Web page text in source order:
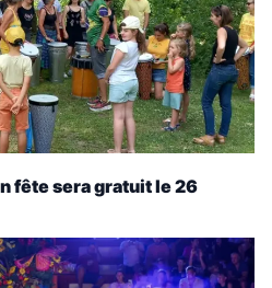
fête sera gratuit le 26